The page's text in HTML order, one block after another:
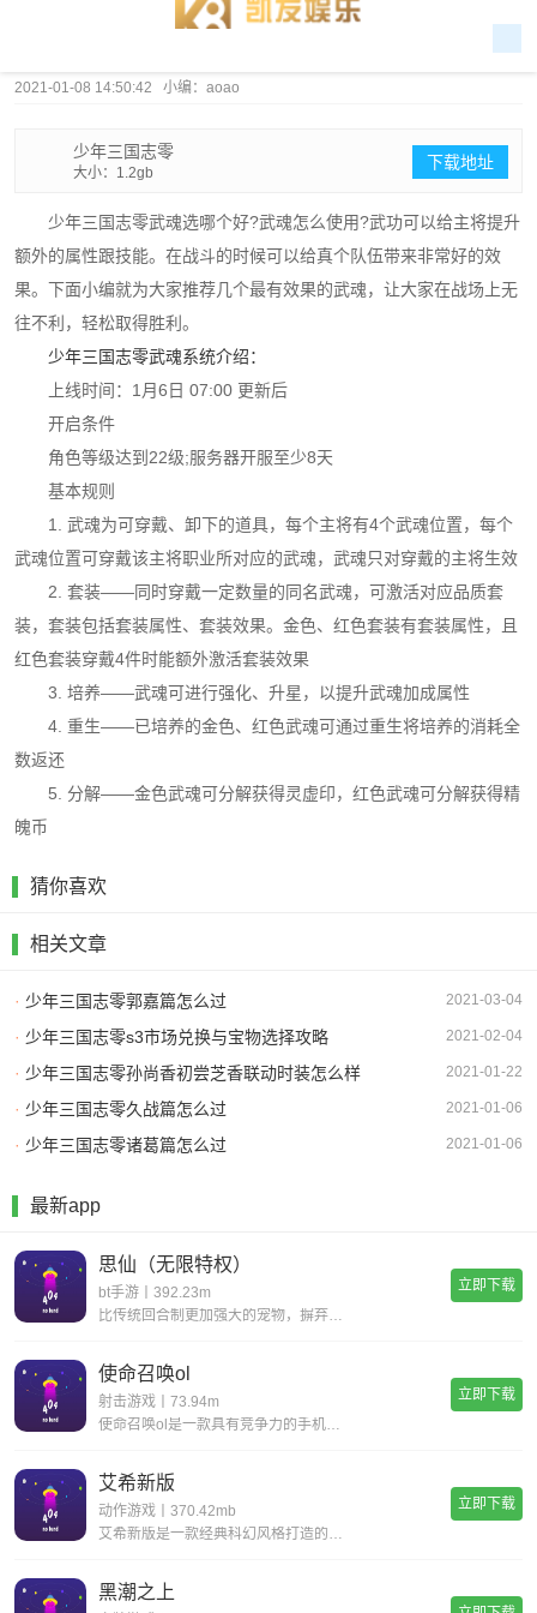
2021-01-08 14:50:42 小编：aoao
少年三国志零
大小：1.2gb
下载地址
少年三国志零武魂选哪个好?武魂怎么使用?武功可以给主将提升
额外的属性跟技能。在战斗的时候可以给真个队伍带来非常好的效
果。下面小编就为大家推荐几个最有效果的武魂，让大家在战场上无
往不利，轻松取得胜利。
少年三国志零武魂系统介绍：
上线时间：1月6日 07:00 更新后
开启条件
角色等级达到22级;服务器开服至少8天
基本规则
1. 武魂为可穿戴、卸下的道具，每个主将有4个武魂位置，每个
武魂位置可穿戴该主将职业所对应的武魂，武魂只对穿戴的主将生效
2. 套装——同时穿戴一定数量的同名武魂，可激活对应品质套
装，套装包括套装属性、套装效果。金色、红色套装有套装属性，且
红色套装穿戴4件时能额外激活套装效果
3. 培养——武魂可进行强化、升星，以提升武魂加成属性
4. 重生——已培养的金色、红色武魂可通过重生将培养的消耗全
数返还
5. 分解——金色武魂可分解获得灵虚印，红色武魂可分解获得精
魄币
猜你喜欢
相关文章
2021-03-04
· 少年三国志零郭嘉篇怎么过
2021-02-04
· 少年三国志零s3市场兑换与宝物选择攻略
2021-01-22
· 少年三国志零孙尚香初尝芝香联动时装怎么样
2021-01-06
· 少年三国志零久战篇怎么过
2021-01-06
· 少年三国志零诸葛篇怎么过
最新app
思仙（无限特权）
bt手游丨392.23m
比传统回合制更加强大的宠物，摒弃复杂的宠物合成，普通宠物都可以拥有15技能，更有逆天宠物神技，带你体验不一样的宠物养成。一键挂机，解放双手不用肝;无限商城，一莲玉领全奖励;首充神技，助你成就大侠路;满vip，登录就送v15。
立即下载
使命召唤ol
射击游戏丨73.94m
使命召唤ol是一款具有竞争力的手机射击游戏。您一定会感到现实，丰富您的游戏体验并完成各种战斗任务以获得丰厚的回报。逼真的惊人武器带来了开创性的战斗，同时遵循经典的世界观并添加了全新的游戏玩法，玩家可以感受到射击的最大乐趣，并且玩家可以更好地
立即下载
艾希新版
动作游戏丨370.42mb
艾希新版是一款经典科幻风格打造的动作格斗类手游，超华丽炫酷的场景地图给你带来无与伦比的视觉享受，进入这个独特的世界当中展开精彩绝伦的战斗旅程，享受前所未有的爽快动作打击手感!艾希新版游戏亮点丰富的场景地图，超科幻的未来场景多样化的武器选择，
立即下载
黑潮之上